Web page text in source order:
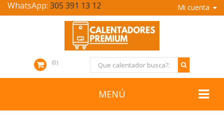
Mi cuenta
WhatsApp: 305 391 13 12
0
MENÚ